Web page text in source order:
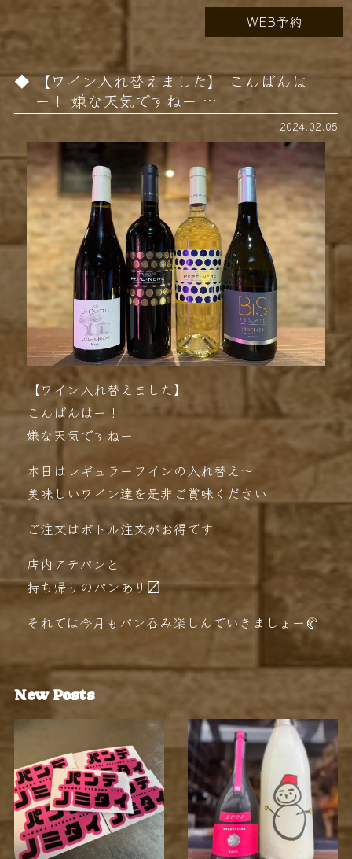
WEB予約
【ワイン入れ替えました】 こんばんは
ー！ 嫌な天気ですねー️ …
2024.02.05
【ワイン入れ替えました】
こんばんはー！
嫌な天気ですねー️
本日はレギュラーワインの入れ替え〜
美味しいワイン達を是非ご賞味ください️
ご注文はボトル注文がお得です
店内アテパンと
持ち帰りのパンあり〼
それでは今月もパン呑み楽しんでいきましょー🥐
New Posts